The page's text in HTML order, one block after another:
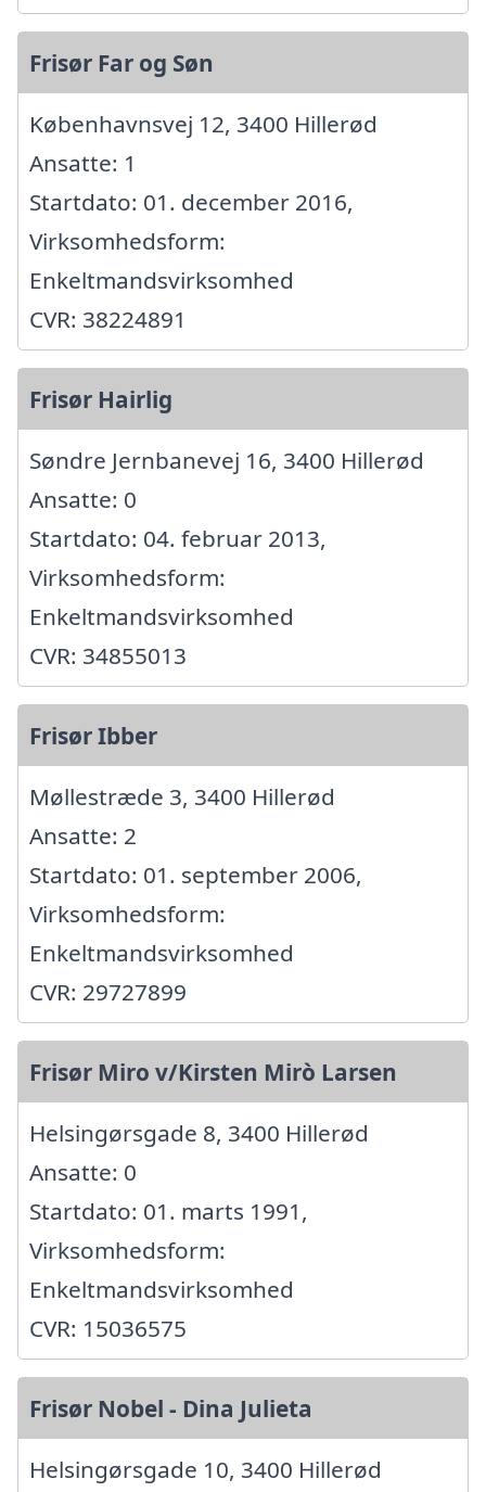
Frisør Far og Søn
Københavnsvej 12, 3400 Hillerød
Ansatte: 1
Startdato: 01. december 2016,
Virksomhedsform:
Enkeltmandsvirksomhed
CVR: 38224891
Frisør Hairlig
Søndre Jernbanevej 16, 3400 Hillerød
Ansatte: 0
Startdato: 04. februar 2013,
Virksomhedsform:
Enkeltmandsvirksomhed
CVR: 34855013
Frisør Ibber
Møllestræde 3, 3400 Hillerød
Ansatte: 2
Startdato: 01. september 2006,
Virksomhedsform:
Enkeltmandsvirksomhed
CVR: 29727899
Frisør Miro v/Kirsten Mirò Larsen
Helsingørsgade 8, 3400 Hillerød
Ansatte: 0
Startdato: 01. marts 1991,
Virksomhedsform:
Enkeltmandsvirksomhed
CVR: 15036575
Frisør Nobel - Dina Julieta
Helsingørsgade 10, 3400 Hillerød